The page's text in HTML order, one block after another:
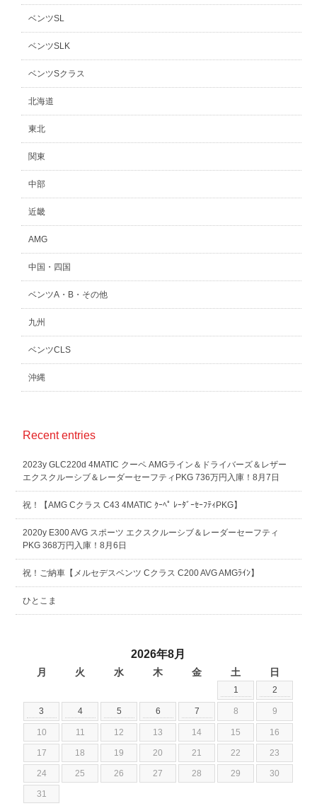
ベンツSL
ベンツSLK
ベンツSクラス
北海道
東北
関東
中部
近畿
AMG
中国・四国
ベンツA・B・その他
九州
ベンツCLS
沖縄
Recent entries
2023y GLC220d 4MATIC クーペ AMGライン＆ドライバーズ＆レザー
エクスクルーシブ＆レーダーセーフティPKG 736万円入庫！8月7日
祝！【AMG Cクラス C43 4MATIC ｸｰﾍﾟ ﾚｰﾀﾞｰｾｰﾌﾃｨPKG】
2020y E300 AVG スポーツ エクスクルーシブ＆レーダーセーフティ
PKG 368万円入庫！8月6日
祝！ご納車【メルセデスベンツ Cクラス C200 AVG AMGﾗｲﾝ】
ひとこま
2026年8月
月 火 水 木 金 土 日
1 2
3 4 5 6 7 8 9
10 11 12 13 14 15 16
17 18 19 20 21 22 23
24 25 26 27 28 29 30
31